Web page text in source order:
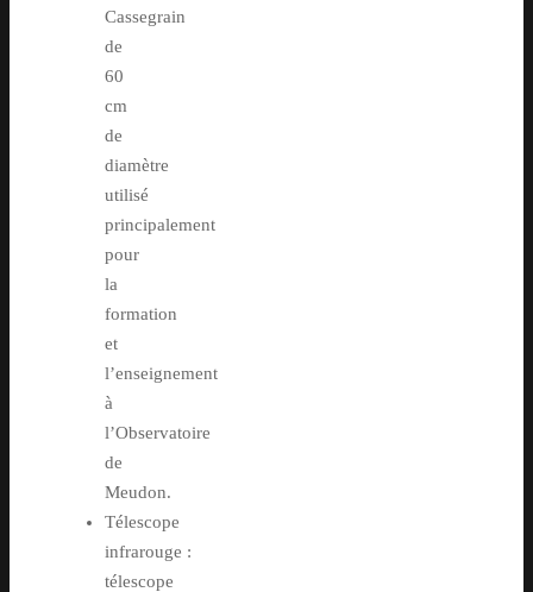
Cassegrain
de
60
cm
de
diamètre
utilisé
principalement
pour
la
formation
et
l’enseignement
à
l’Observatoire
de
Meudon.
Télescope
infrarouge :
télescope